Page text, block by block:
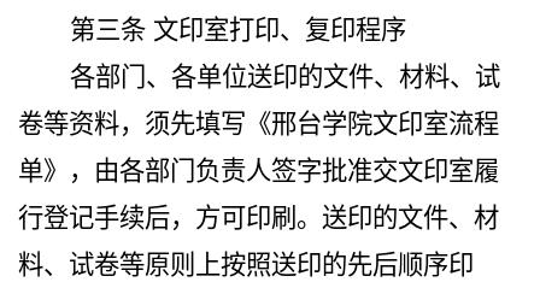
第三条 文印室打印、复印程序
各部门、各单位送印的文件、材料、试
卷等资料，须先填写《邢台学院文印室流程
单》，由各部门负责人签字批准交文印室履
行登记手续后，方可印刷。送印的文件、材
料、试卷等原则上按照送印的先后顺序印